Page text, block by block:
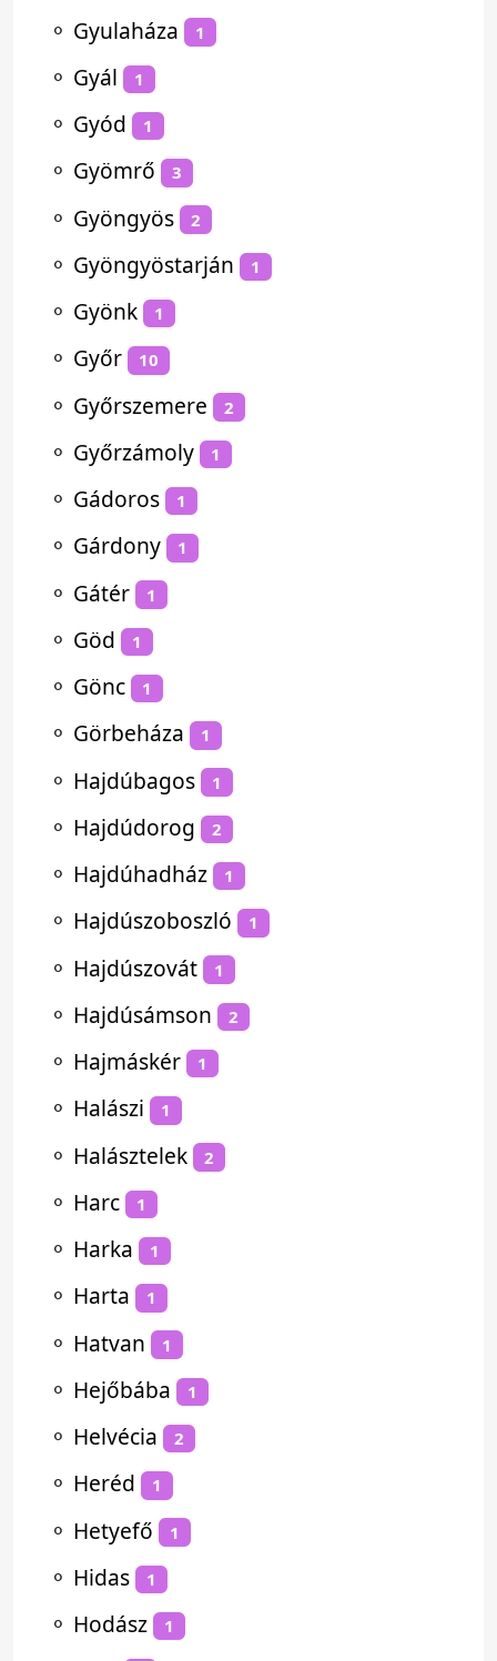
⚬ Gyulaháza 1
⚬ Gyál 1
⚬ Gyód 1
⚬ Gyömrő 3
⚬ Gyöngyös 2
⚬ Gyöngyöstarján 1
⚬ Gyönk 1
⚬ Győr 10
⚬ Győrszemere 2
⚬ Győrzámoly 1
⚬ Gádoros 1
⚬ Gárdony 1
⚬ Gátér 1
⚬ Göd 1
⚬ Gönc 1
⚬ Görbeháza 1
⚬ Hajdúbagos 1
⚬ Hajdúdorog 2
⚬ Hajdúhadház 1
⚬ Hajdúszoboszló 1
⚬ Hajdúszovát 1
⚬ Hajdúsámson 2
⚬ Hajmáskér 1
⚬ Halászi 1
⚬ Halásztelek 2
⚬ Harc 1
⚬ Harka 1
⚬ Harta 1
⚬ Hatvan 1
⚬ Hejőbába 1
⚬ Helvécia 2
⚬ Heréd 1
⚬ Hetyefő 1
⚬ Hidas 1
⚬ Hodász 1